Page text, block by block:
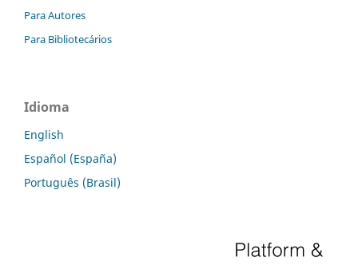
Para Autores
Para Bibliotecários
Idioma
English
Español (España)
Português (Brasil)